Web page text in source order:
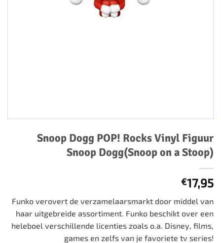
Snoop Dogg POP! Rocks Vinyl Figuur
Snoop Dogg(Snoop on a Stoop)
€17,95
Funko verovert de verzamelaarsmarkt door middel van
haar uitgebreide assortiment. Funko beschikt over een
heleboel verschillende licenties zoals o.a. Disney, films,
games en zelfs van je favoriete tv series!